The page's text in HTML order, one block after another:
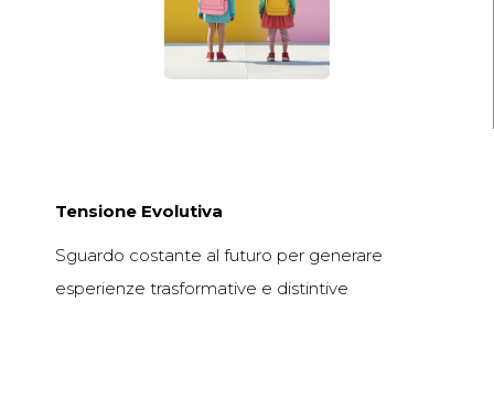
Tensione Evolutiva
Sguardo costante al futuro per generare
esperienze trasformative e distintive